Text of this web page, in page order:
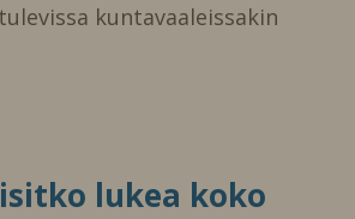
kuntavaaleissakin
lukea koko